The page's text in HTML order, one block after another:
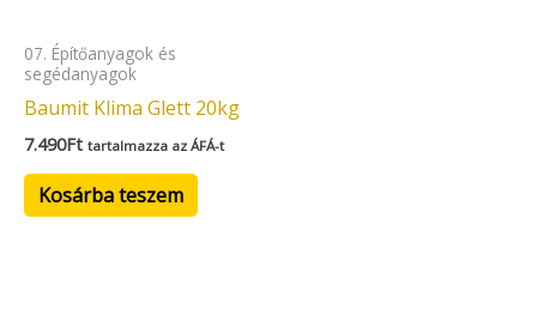
07. Építőanyagok és
segédanyagok
Baumit Klima Glett 20kg
7.490Ft tartalmazza az ÁFÁ-t
Kosárba teszem